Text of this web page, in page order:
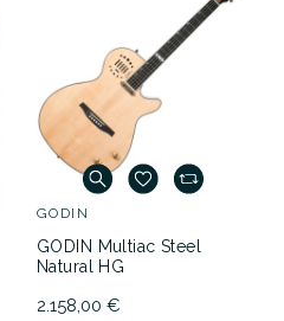
GODIN
GODIN Multiac Steel
Natural HG
2.158,00 €